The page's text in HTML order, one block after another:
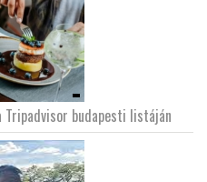
budapesti listáján